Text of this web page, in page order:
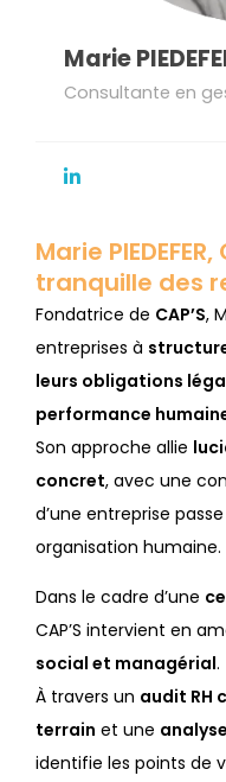
Marie
Consultante en
Marie
tranquille des
Fondatrice de CAP’S,
entreprises à
leurs obligations
performance
Son approche allie
concret, avec une
d’une entreprise
organisation humaine.
Dans le cadre d’une
CAP’S intervient en
social et managérial.
À travers un audit RH
terrain et une
identifie les points de